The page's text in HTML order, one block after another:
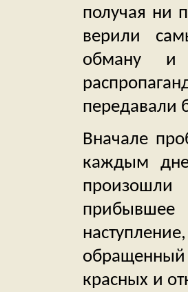
получая ни
верили
обману и
передавали
Вначале
каждым
обращенный
красных и